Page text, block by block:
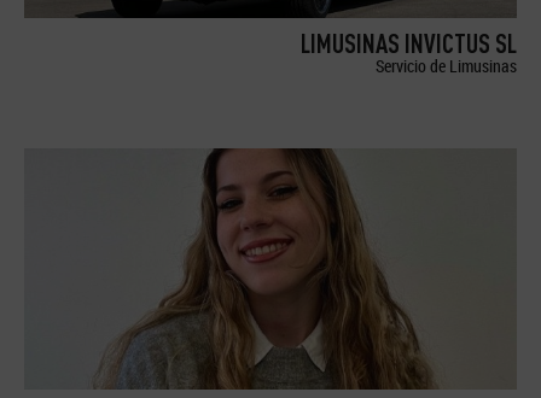
LIMUSINAS INVICTUS SL
Servicio de Limusinas